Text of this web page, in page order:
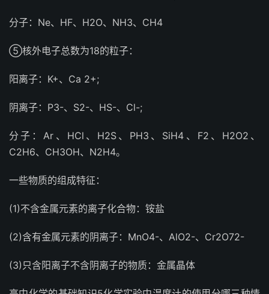
分子：Ne、HF、H2O、NH3、CH4
⑤核外电子总数为18的粒子：
阳离子：K+、Ca 2+;
阴离子：P3-、S2-、HS-、Cl-;
分子：Ar、HCl、H2S、PH3、SiH4、F2、H2O2、
C2H6、CH3OH、N2H4。
一些物质的组成特征：
(1)不含金属元素的离子化合物：铵盐
(2)含有金属元素的阴离子：MnO4-、AlO2-、Cr2O72-
(3)只含阳离子不含阴离子的物质：金属晶体